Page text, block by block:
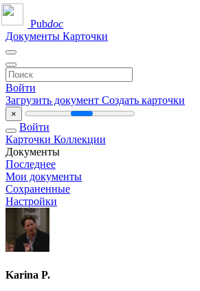
Pubdoc
Документы Карточки
Войти
Загрузить документ Создать карточки
×
Войти
Карточки Коллекции
Документы
Последнее
Мои документы
Сохраненные
Настройки
Karina P.